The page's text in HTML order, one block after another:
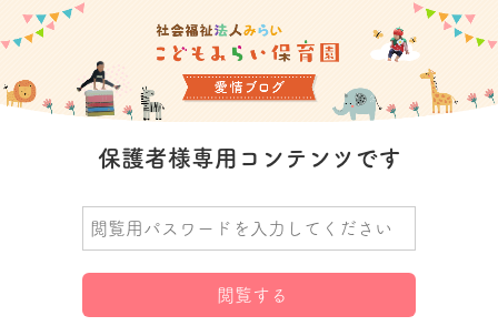
保護者様専用コンテンツです